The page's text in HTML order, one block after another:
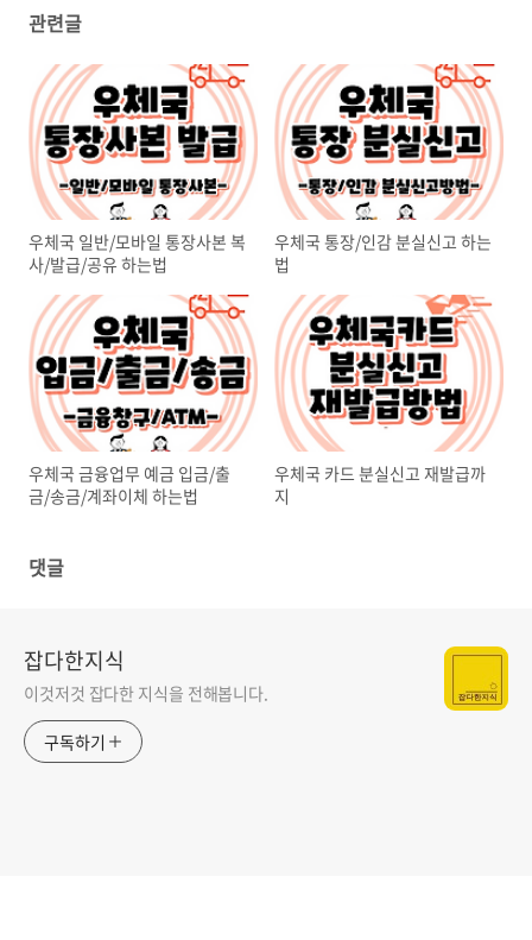
관련글
우체국 일반/모바일 통장사본 복
사/발급/공유 하는법
우체국 통장/인감 분실신고 하는
법
우체국 금융업무 예금 입금/출
금/송금/계좌이체 하는법
우체국 카드 분실신고 재발급까
지
댓글
잡다한지식
이것저것 잡다한 지식을 전해봅니다.
구독하기